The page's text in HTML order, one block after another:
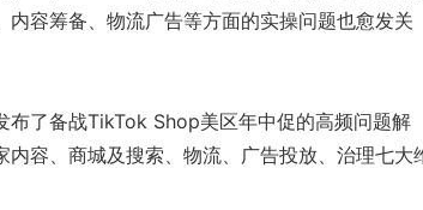
容筹备、物流广告等方面的实操问题也愈发关
布了备战TikTok Shop美区年中促的高频问题解
容、商城及搜索、物流、广告投放、治理七大